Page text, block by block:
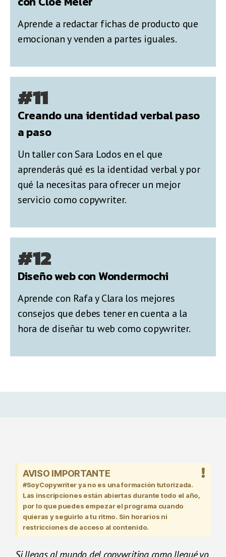
Aprende a redactar fichas de producto que
emocionan y venden a partes iguales.
#11
Creando una identidad verbal paso
a paso
Un taller con Sara Lodos en el que
aprenderás qué es la identidad verbal y por
qué la necesitas para ofrecer un mejor
servicio como copywriter.
#12
Diseño web con Wondermochi
Aprende con Rafa y Clara los mejores
consejos que debes tener en cuenta a la
hora de diseñar tu web como copywriter.
AVISO IMPORTANTE
#SoyCopywriter ya no es una formación tutorizada.
Las inscripciones están abiertas durante todo el año,
por lo que puedes empezar el programa cuando
quieras y seguirlo a tu ritmo. Sin horarios ni
restricciones de acceso al contenido.